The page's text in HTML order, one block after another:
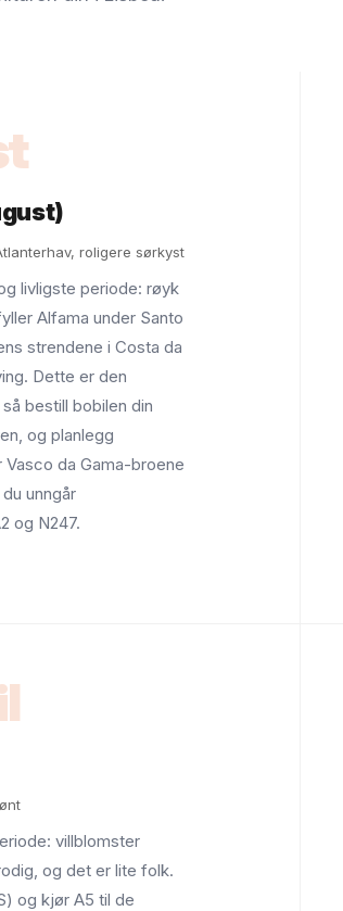
roligere sørkyst
livligste periode: røyk
Alfama under Santo
strendene i Costa da
Dette er den
bestill bobilen din
og planlegg
da Gama-broene
unngår
og N247.
villblomster
og det er lite folk.
og kjør A5 til de